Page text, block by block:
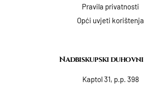
Pravila privatnosti
Opći uvjeti korištenja
Nadbiskupski
Kaptol 31, p.p. 398